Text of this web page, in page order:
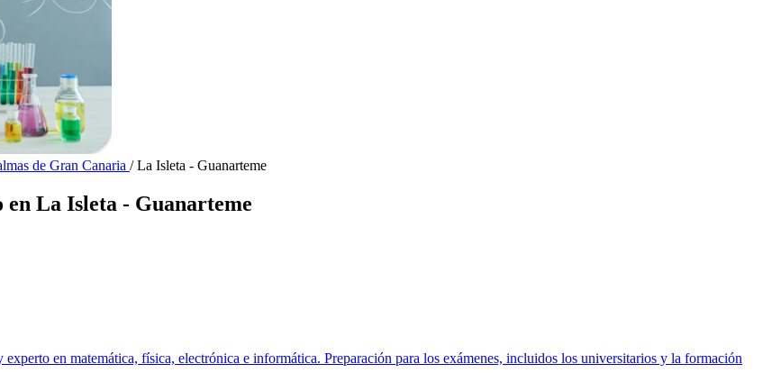
de Gran Canaria / La Isleta - Guanarteme
La Isleta - Guanarteme
en matemática, física, electrónica e informática. Preparación para los exámenes, incluidos los universitarios y la formación